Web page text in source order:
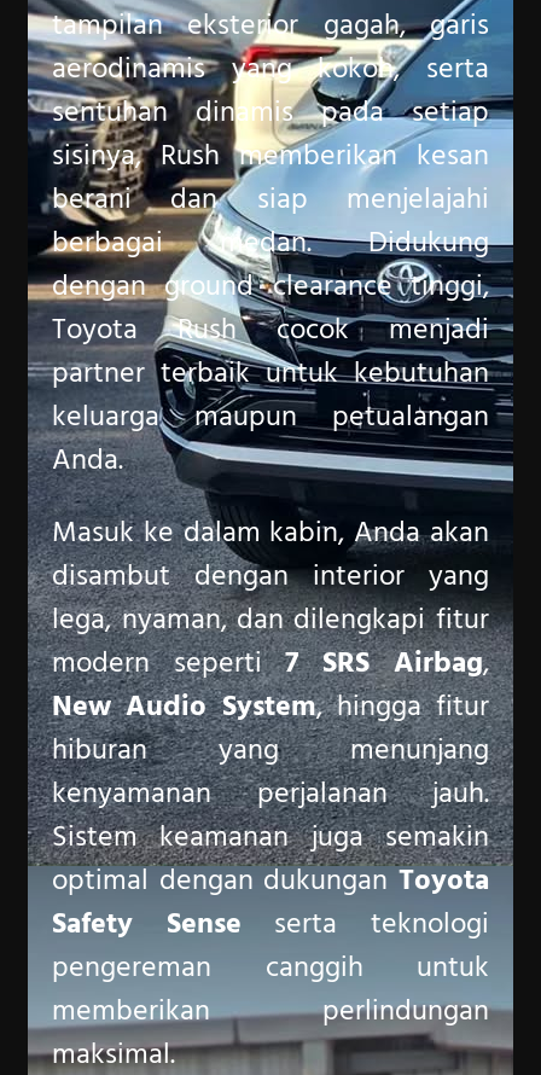
tampilan eksterior gagah, garis
aerodinamis yang kokoh, serta
sentuhan dinamis pada setiap
sisinya, Rush memberikan kesan
berani dan siap menjelajahi
berbagai medan. Didukung
dengan ground clearance tinggi,
Toyota Rush cocok menjadi
partner terbaik untuk kebutuhan
keluarga maupun petualangan
Anda.
Masuk ke dalam kabin, Anda akan
disambut dengan interior yang
lega, nyaman, dan dilengkapi fitur
modern seperti7 SRS Airbag,
New Audio System, hingga fitur
hiburan yang menunjang
kenyamanan perjalanan jauh.
Sistem keamanan juga semakin
optimal dengan dukunganToyota
Safety Sense serta teknologi
pengereman canggih untuk
memberikan perlindungan
maksimal.